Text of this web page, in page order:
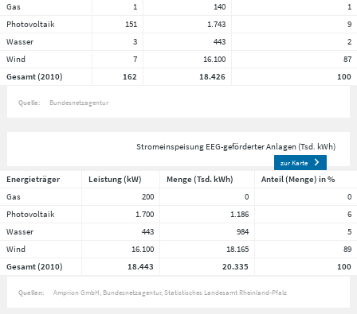
Gas 1 140
1
Photovoltaik
151 1.743
9
Wasser
3 443
2
Wind
7 16.100
87
Gesamt (2010)
162 18.426 100
Quelle: Bundesnetzagentur
Stromeinspeisung EEG-geförderter Anlagen (Tsd. kWh)
zur Karte
Energieträger Leistung (kW) Menge (Tsd. kWh)
Anteil (Menge) in %
Gas
200 0
0
Photovoltaik
1.700 1.186
6
Wasser
443 984
5
Wind
16.100 18.165
89
Gesamt (2010)
18.443 20.335 100
Quellen: Amprion GmbH Bundesnetzagentur Statistisches Landesamt Rheinland-Pfalz